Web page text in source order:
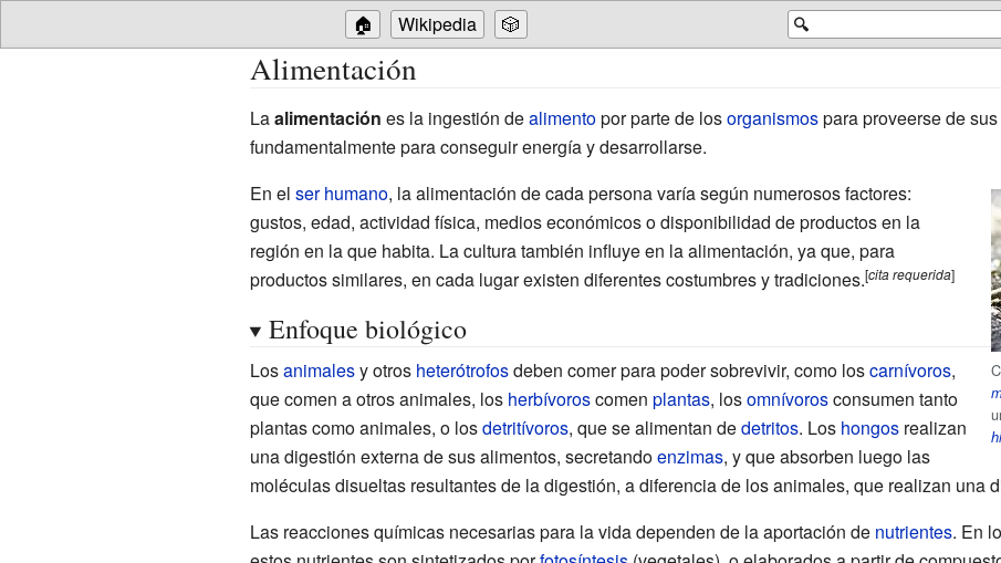
🔍
🏠 Wikipedia 🎲
Alimentación
Laalimentación es la ingestión dealimentopor parte de losorganismospara proveerse de
fundamentalmente para conseguir energía y desarrollarse.
En el ser humano, la alimentación de cada persona varía según numerosos factores:
gustos, edad, actividad física, medios económicos o disponibilidad de productos en la
región en la que habita. La cultura también influye en la alimentación, ya que, para
productos similares, en cada lugar existen diferentes costumbres y tradiciones.[cita requerida]
Enfoque biológico
Losanimalesy otros heterótrofosdeben comer para poder sobrevivir, como loscarnívoros,
que comen a otros animales, los herbívoroscomen plantas, losomnívorosconsumen tanto
plantas como animales, o losdetritívoros, que se alimentan dedetritos. Los hongosrealizan
una digestión externa de sus alimentos, secretandoenzimas, y que absorben luego las
moléculas disueltas resultantes de la digestión, a diferencia de los animales, que realizan una
Las reacciones químicas necesarias para la vida dependen de la aportación de nutrientes. En